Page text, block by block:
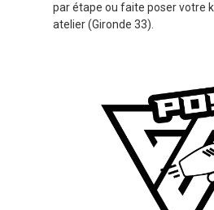
par étape ou faite poser votre
atelier (Gironde 33).